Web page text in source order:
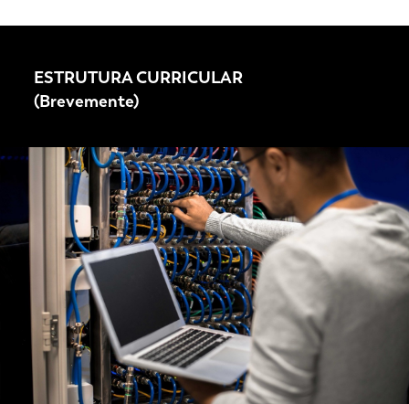
ESTRUTURA CURRICULAR
(Brevemente)